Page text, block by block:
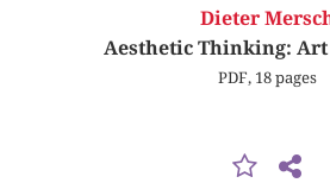
Dieter
Aesthetic Thinking:
PDF, 18 pages